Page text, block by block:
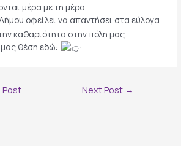
μέρα με τη μέρα.
οφείλει να απαντήσει στα εύλογα
καθαριότητα στην πόλη μας.
μας θέση εδώ:
Post Next Post →